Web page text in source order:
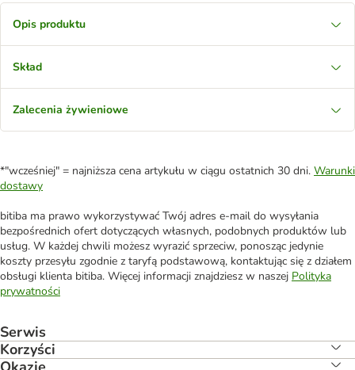
Opis produktu
Skład
Zalecenia żywieniowe
*"wcześniej" = najniższa cena artykułu w ciągu ostatnich 30 dni. Warunki
dostawy
bitiba ma prawo wykorzystywać Twój adres e-mail do wysyłania
bezpośrednich ofert dotyczących własnych, podobnych produktów lub
usług. W każdej chwili możesz wyrazić sprzeciw, ponosząc jedynie
koszty przesyłu zgodnie z taryfą podstawową, kontaktując się z działem
obsługi klienta bitiba. Więcej informacji znajdziesz w naszej Polityka
prywatności
Serwis
Korzyści